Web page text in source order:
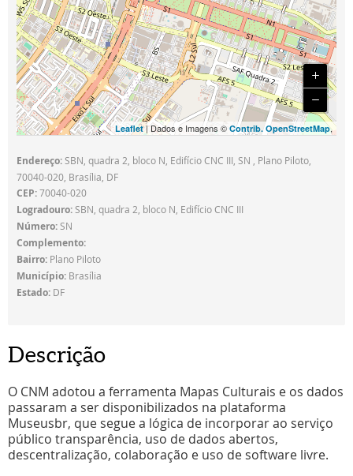
Leaflet| Dados e Imagens ©Contrib. OpenStreetMap,
Endereço: SBN, quadra 2, bloco N, Edifício CNC III, SN , Plano Piloto,
70040-020, Brasília, DF
CEP: 70040-020
Logradouro: SBN, quadra 2, bloco N, Edifício CNC III
Número: SN
Complemento:
Bairro: Plano Piloto
Município: Brasília
Estado: DF
Descrição
O CNM adotou a ferramenta Mapas Culturais e os dados
passaram a ser disponibilizados na plataforma
Museusbr, que segue a lógica de incorporar ao serviço
público transparência, uso de dados abertos,
descentralização, colaboração e uso de software livre.